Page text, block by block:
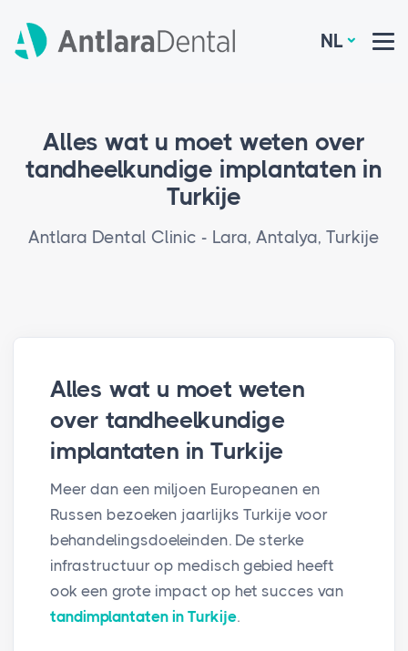
NL
Alles wat u moet weten over
tandheelkundige implantaten in
Turkije
Antlara Dental Clinic - Lara, Antalya, Turkije
Alles wat u moet weten
over tandheelkundige
implantaten in Turkije
Meer dan een miljoen Europeanen en
Russen bezoeken jaarlijks Turkije voor
behandelingsdoeleinden. De sterke
infrastructuur op medisch gebied heeft
ook een grote impact op het succes van
tandimplantaten in Turkije.